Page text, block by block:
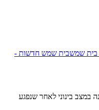
בית שמש חדשות -
גרוסמן: פועל כבן 30 פונה במצב בינוני לאחר שנפגע